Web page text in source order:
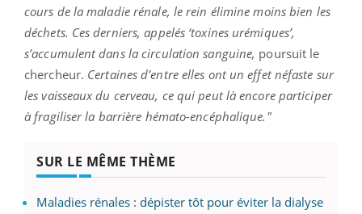
cours de la maladie rénale, le rein élimine moins bien les
déchets. Ces derniers, appelés ‘toxines urémiques’,
s’accumulent dans la circulation sanguine, poursuit le
chercheur. Certaines d’entre elles ont un effet néfaste sur
les vaisseaux du cerveau, ce qui peut là encore participer
à fragiliser la barrière hémato-encéphalique."
SUR LE MÊME THÈME
Maladies rénales : dépister tôt pour éviter la dialyse